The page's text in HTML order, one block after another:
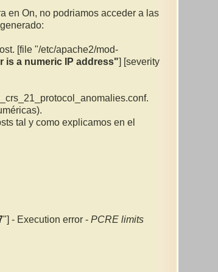
en On, no podriamos acceder a las
[file "/etc/apache2/mod-
is a numeric IP address"] [severity
tal y como explicamos en el
"] - Execution error -PCRE limits